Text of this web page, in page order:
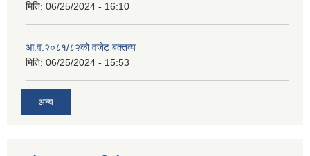
मिति: 06/25/2024 - 16:10
आ.व.२०८१/८२को वजेट बक्तव्य
मिति: 06/25/2024 - 15:53
अन्य